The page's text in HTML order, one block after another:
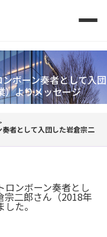
ボーン奏者として入団
）よりメッセージ
者として入団した岩倉宗二
ンボーン奏者とし
宗二郎さん（2018年
た。